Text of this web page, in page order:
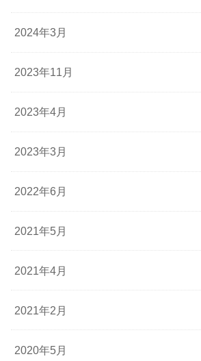
2024年3月
2023年11月
2023年4月
2023年3月
2022年6月
2021年5月
2021年4月
2021年2月
2020年5月